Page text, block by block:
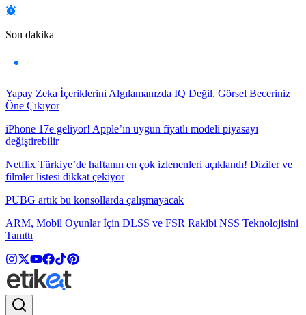
Son dakika
Yapay Zeka İçeriklerini Algılamanızda IQ Değil, Görsel Beceriniz
Öne Çıkıyor
iPhone 17e geliyor! Apple’ın uygun fiyatlı modeli piyasayı
değiştirebilir
Netflix Türkiye’de haftanın en çok izlenenleri açıklandı! Diziler ve
filmler listesi dikkat çekiyor
PUBG artık bu konsollarda çalışmayacak
ARM, Mobil Oyunlar İçin DLSS ve FSR Rakibi NSS Teknolojisini
Tanıttı